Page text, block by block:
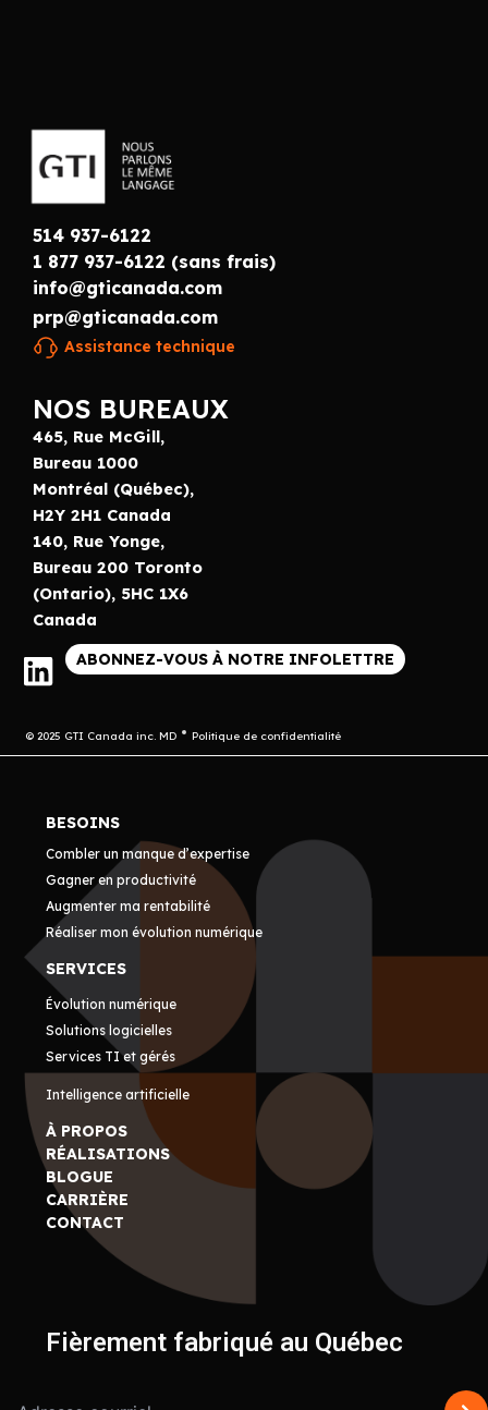
514 937-6122
1 877 937-6122 (sans frais)
info@gticanada.com
prp@gticanada.com
Assistance technique
NOS BUREAUX
465, Rue McGill,
Bureau 1000
Montréal (Québec),
H2Y 2H1 Canada
140, Rue Yonge,
Bureau 200 Toronto
(Ontario), 5HC 1X6
Canada
ABONNEZ-VOUS À NOTRE INFOLETTRE
© 2025 GTI Canada inc. MD Politique de confidentialité
BESOINS
Combler un manque d’expertise
Gagner en productivité
Augmenter ma rentabilité
Réaliser mon évolution numérique
SERVICES
Évolution numérique
Solutions logicielles
Services TI et gérés
Intelligence artificielle
À PROPOS
RÉALISATIONS
BLOGUE
CARRIÈRE
CONTACT
Fièrement fabriqué au Québec